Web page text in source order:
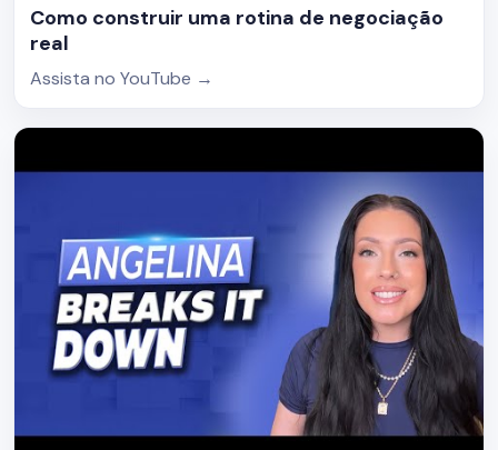
Como construir uma rotina de negociação
real
Assista no YouTube →